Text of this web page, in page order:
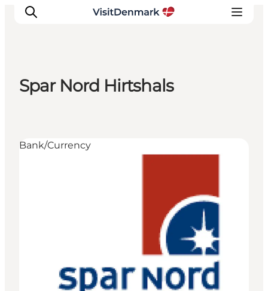
Accommodaties
Spar Nord Hirtshals
Bank/Currency